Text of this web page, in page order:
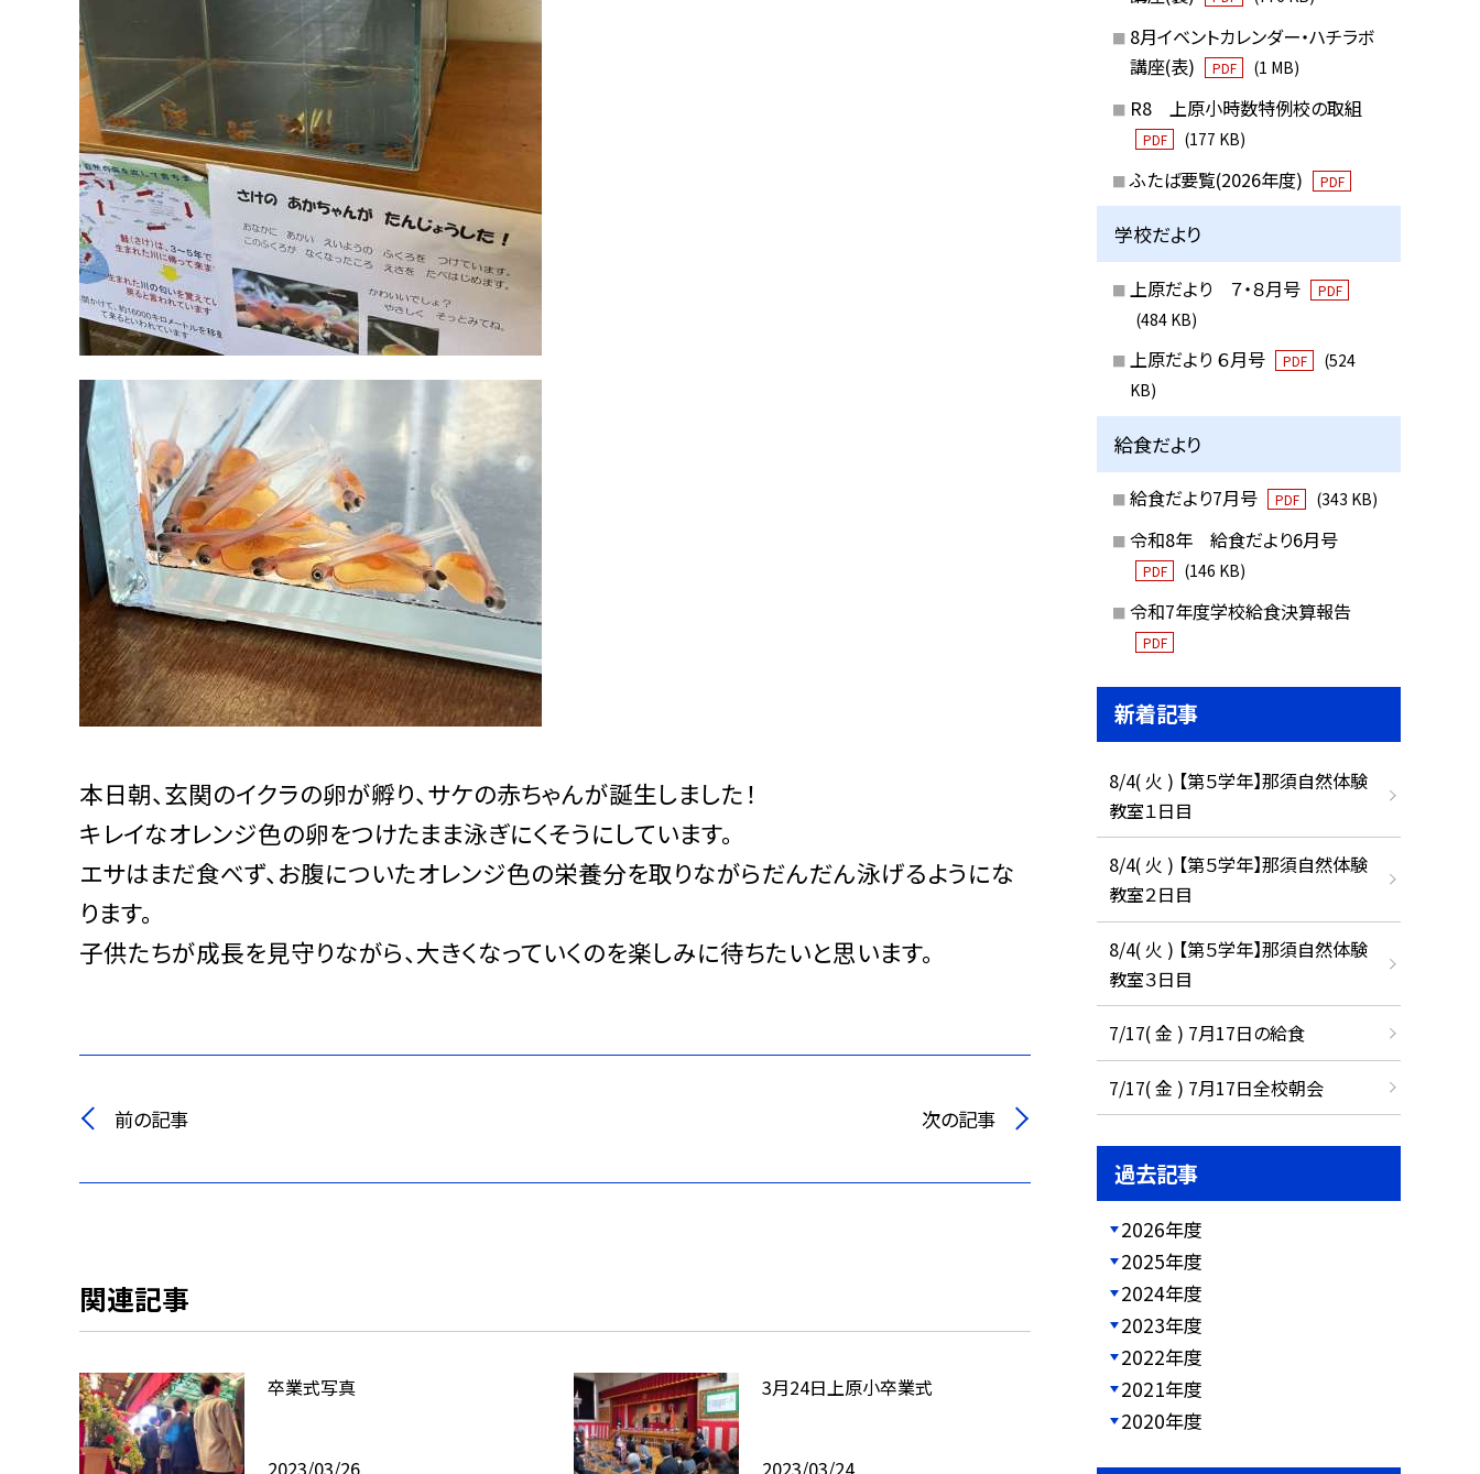
本日朝、玄関のイクラの卵が孵り、サケの赤ちゃんが誕生しました！
キレイなオレンジ色の卵をつけたまま泳ぎにくそうにしています。
エサはまだ食べず、お腹についたオレンジ色の栄養分を取りながらだんだん泳げるようにな
ります。
子供たちが成長を見守りながら、大きくなっていくのを楽しみに待ちたいと思います。
前の記事 次の記事
関連記事
卒業式写真
2023/03/26
3月24日上原小卒業式
2023/03/24
8月イベントカレンダー・ハチラボ
講座(表)
PDF (1 MB)
R8 上原小時数特例校の取組
PDF (177 KB)
ふたば要覧(2026年度) PDF
学校だより
上原だより ７・８月号 PDF
(484 KB)
上原だより ６月号 PDF
(524
KB)
給食だより
給食だより7月号 PDF (343 KB)
令和8年 給食だより6月号
PDF (146 KB)
令和7年度学校給食決算報告
PDF
新着記事
8/4( 火 ) 【第５学年】那須自然体験
教室１日目
8/4( 火 ) 【第５学年】那須自然体験
教室２日目
8/4( 火 ) 【第５学年】那須自然体験
教室３日目
7/17( 金 ) 7月17日の給食
7/17( 金 ) 7月17日全校朝会
過去記事
2026年度
2025年度
2024年度
2023年度
2022年度
2021年度
2020年度